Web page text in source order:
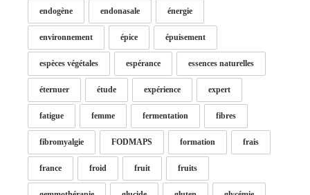
endogène endonasale énergie
environnement épice épuisement
espèces végétales espérance essences naturelles
éternuer étude expérience expert
fatigue femme fermentation fibres
fibromyalgie FODMAPS formation frais
france froid fruit fruits